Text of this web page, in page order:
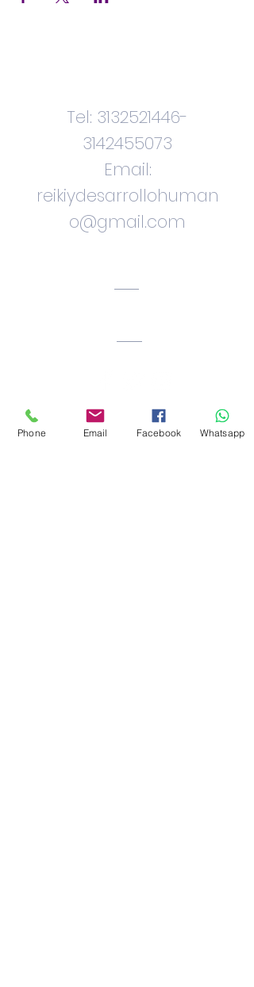
Tel: 3132521446-
3142455073
Email:
reikiydesarrollohuman
o@gmail.com
Phone Email Facebook Whatsapp